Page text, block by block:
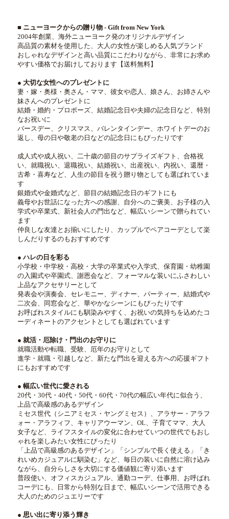
■ ニューヨークからの贈り物 - Gift from New York
2004年創業、海外ニューヨーク発のオリジナルデザイン
高品質の素材を使用した、大人の女性が楽しめる人気ブランド
おしゃれなデザインと高い品質にこだわりながら、非常にお求め
やすい価格でお届けしております【送料無料】
● 大切な女性へのプレゼントに
妻・嫁・奥様・奥さん・ママ、彼女や恋人、娘さん、お姉さんや
妹さんへのプレゼントに
結婚・婚約・プロポーズ、結婚記念日や夫婦の記念日など、特別
なお祝いに
バースデー、クリスマス、バレンタインデー、ホワイトデーのお
返し、母の日や敬老の日などの記念日にもぴったりです
成人式や成人祝い、二十歳の節目のサプライズギフト、合格祝
い、就職祝い、退職祝い、結婚祝い、出産祝い、内祝い、還暦・
古希・喜寿など、人生の節目を祝う贈り物としても選ばれていま
す
銀婚式や金婚式など、節目の結婚記念日のギフトにも
義母やお世話になった方への感謝、自分へのご褒美、お子様の入
学式や卒業式、新社会人の門出など、幅広いシーンで贈られてい
ます
仲良しな友達とお揃いにしたり、カップルでペアコーデとして楽
しんだりするのもおすすめです
● ハレの日を彩る
小学校・中学校・高校・大学の卒業式や入学式、保育園・幼稚園
の入園式や卒園式、謝恩会など、フォーマルな装いにふさわしい
上品なアクセサリーとして
発表会や演奏会、セレモニー、ディナー、パーティー、結婚式や
二次会、同窓会など、華やかなシーンにもぴったりです
お呼ばれスタイルにも馴染みやすく、お祝いの気持ちを込めたコ
ーディネートのアクセントとしても選ばれています
● 就活・厄除け・門出のお守りに
就職活動や転職、受験、厄年のお守りとして
進学・就職・引越しなど、新たな門出を迎える方への応援ギフト
にもおすすめです
● 幅広い世代に愛される
20代・30代・40代・50代・60代・70代の幅広い年代に似合う、
上品で高級感のあるデザイン
ミセス世代（シニアミセス・ヤングミセス）、アラサー・アラフ
ォー・アラフィフ、キャリアウーマン、OL、子育てママ、大人
女子など、ライフスタイルの変化に合わせていつの世代でもおし
ゃれを楽しみたい女性にぴったり
「上品で高級感のあるデザイン」「シンプルで長く使える」「き
れいめカジュアルに馴染む」など、毎日の装いに自然に溶け込み
ながら、自分らしさを大切にする価値観に寄り添います
普段使い、オフィスカジュアル、通勤コーデ、仕事用、お呼ばれ
コーデにも、日常から特別な日まで、幅広いシーンで活用できる
大人のためのジュエリーです
● 思い出に寄り添う輝き